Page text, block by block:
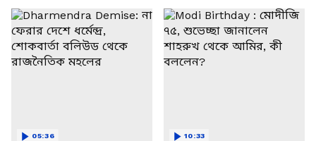
05:36 10:33